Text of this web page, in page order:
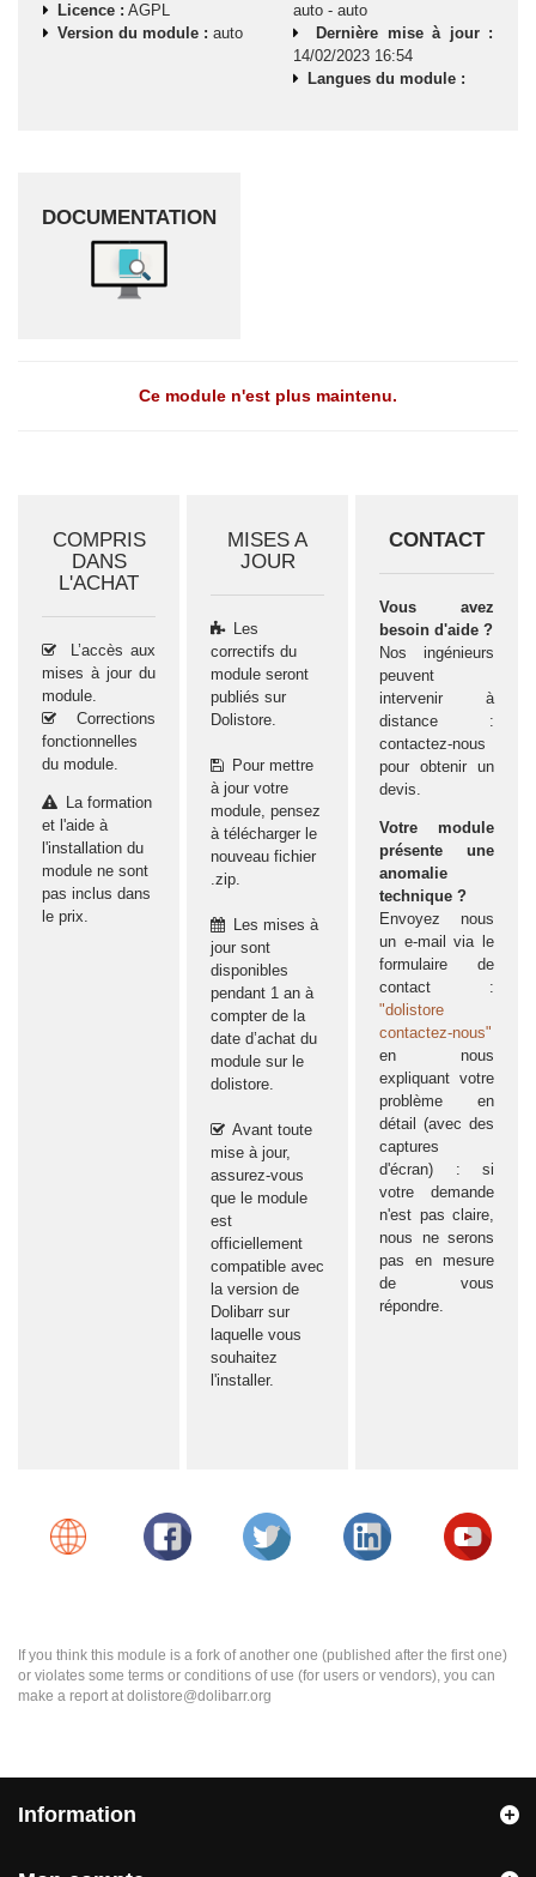
Licence : AGPL
Version du module : auto
auto - auto
Dernière mise à jour :
14/02/2023 16:54
Langues du module :
DOCUMENTATION
Ce module n'est plus maintenu.
COMPRIS
DANS
L'ACHAT
L’accès aux
mises à jour du
module.
Corrections
fonctionnelles
du module.
La formation
et l'aide à
l'installation du
module ne sont
pas inclus dans
le prix.
MISES A
JOUR
Les
correctifs du
module seront
publiés sur
Dolistore.
Pour mettre
à jour votre
module, pensez
à télécharger le
nouveau fichier
.zip.
Les mises à
jour sont
disponibles
pendant 1 an à
compter de la
date d’achat du
module sur le
dolistore.
Avant toute
mise à jour,
assurez-vous
que le module
est
officiellement
compatible avec
la version de
Dolibarr sur
laquelle vous
souhaitez
l'installer.
CONTACT
Vous avez
besoin d'aide ?
Nos ingénieurs
peuvent
intervenir à
distance :
contactez-nous
pour obtenir un
devis.
Votre module
présente une
anomalie
technique ?
Envoyez nous
un e-mail via le
formulaire de
contact :
"dolistore
contactez-nous"
en nous
expliquant votre
problème en
détail (avec des
captures
d'écran) : si
votre demande
n'est pas claire,
nous ne serons
pas en mesure
de vous
répondre.
If you think this module is a fork of another one (published after the first one)
or violates some terms or conditions of use (for users or vendors), you can
make a report at dolistore@dolibarr.org
Information